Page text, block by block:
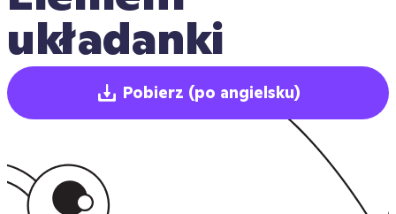
układanki
Pobierz (po angielsku)